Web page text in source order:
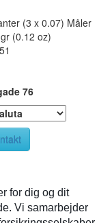
(3 x 0.07) Måler
(0.12 oz)
76
for dig og dit
Vi samarbejder